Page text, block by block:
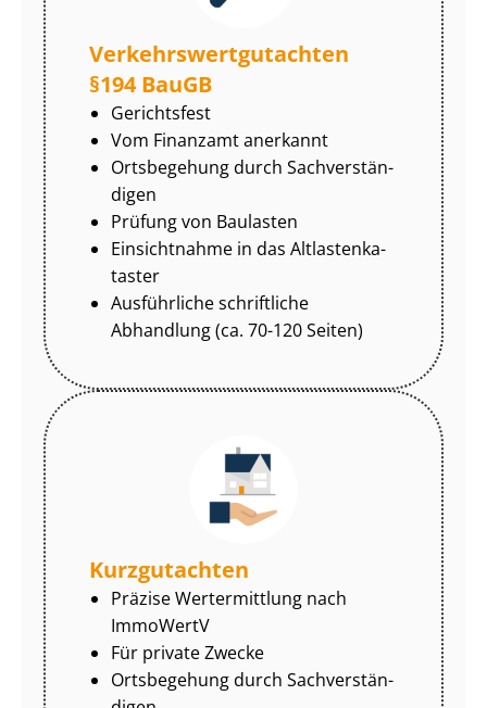
Ver­kehrs­wert­gut­ach­ten
§194 BauGB
Gerichtsfest
Vom Finanzamt anerkannt
Ortsbegehung durch Sach­ver­stän­
di­gen
Prüfung von Baulasten
Einsichtnahme in das Alt­las­ten­ka­
tas­ter
Ausführliche schriftliche
Abhandlung (ca. 70-120 Seiten)
Kurzgutachten
Präzise Wertermittlung nach
ImmoWertV
Für private Zwecke
Ortsbegehung durch Sach­ver­stän­